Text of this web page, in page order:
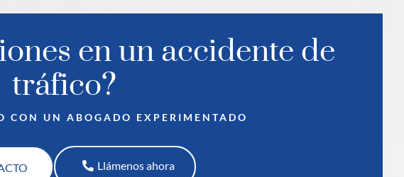
en un accidente de
tráfico?
CON UN ABOGADO EXPERIMENTADO
Llámenos ahora